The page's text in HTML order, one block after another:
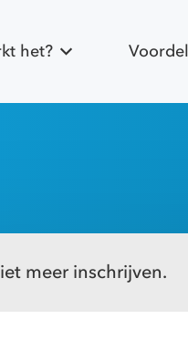
het?
meer inschrijven.